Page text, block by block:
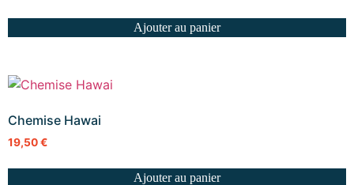
Ajouter au panier
Chemise Hawai
19,50€
Ajouter au panier